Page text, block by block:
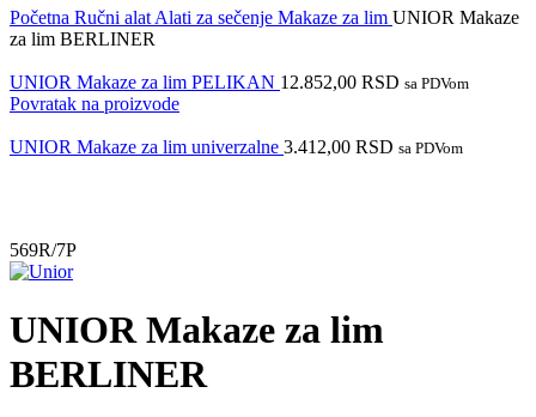
Početna Ručni alat Alati za sečenje Makaze za lim UNIOR Makaze
za lim BERLINER
UNIOR Makaze za lim PELIKAN 12.852,00 RSD sa PDVom
Povratak na proizvode
UNIOR Makaze za lim univerzalne 3.412,00 RSD sa PDVom
569R/7P
UNIOR Makaze za lim
BERLINER